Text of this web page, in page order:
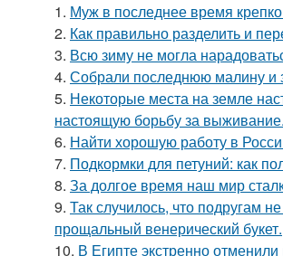
1. Муж в последнее время
2. Как правильно разделить и
3. Всю зиму не могла
4. Собрали последнюю малину и
5. Некоторые места на земле
настоящую борьбу за выживание.
6. Найти хорошую работу в
7. Подкормки для петуний: как
8. За долгое время наш мир
9. Так случилось, что подругам
прощальный венерический букет.
10. В Египте экстренно